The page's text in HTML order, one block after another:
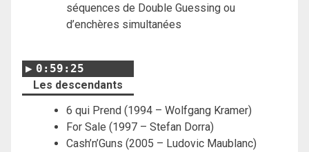
séquences de Double Guessing ou
d’enchères simultanées
0:59:25
Les descendants
6 qui Prend (1994 – Wolfgang Kramer)
For Sale (1997 – Stefan Dorra)
Cash’n’Guns (2005 – Ludovic Maublanc)